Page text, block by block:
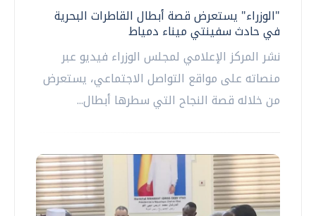
"الوزراء" يستعرض قصة أبطال القاطرات البحرية
في حادث سفينتي ميناء دمياط
نشر المركز الإعلامي لمجلس الوزراء فيديو عبر
منصاته على مواقع التواصل الاجتماعي، يستعرض
من خلاله قصة النجاح التي سطرها أبطال...